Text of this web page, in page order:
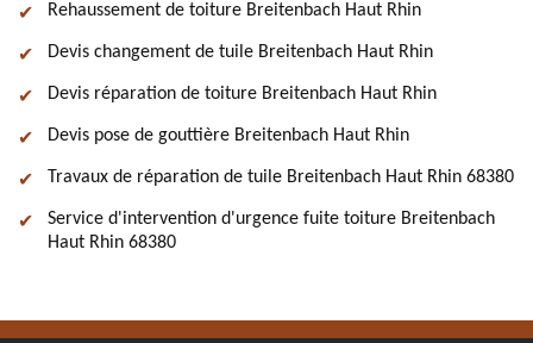
Rehaussement de toiture Breitenbach Haut Rhin
Devis changement de tuile Breitenbach Haut Rhin
Devis réparation de toiture Breitenbach Haut Rhin
Devis pose de gouttière Breitenbach Haut Rhin
Travaux de réparation de tuile Breitenbach Haut Rhin 68380
Service d'intervention d'urgence fuite toiture Breitenbach
Haut Rhin 68380